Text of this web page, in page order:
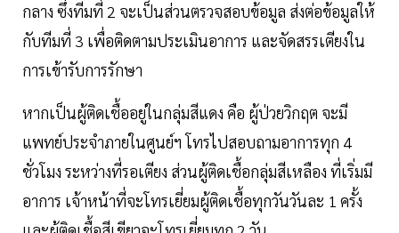
กลาง ซึ่งทีมที่ 2 จะเป็นส่วนตรวจสอบข้อมูล ส่งต่อข้อมูลให้
กับทีมที่ 3 เพื่อติดตามประเมินอาการ และจัดสรรเตียงใน
การเข้ารับการรักษา
หากเป็นผู้ติดเชื้ออยู่ในกลุ่มสีแดง คือ ผู้ป่วยวิกฤต จะมี
แพทย์ประจำภายในศูนย์ฯ โทรไปสอบถามอาการทุก 4
ชั่วโมง ระหว่างที่รอเตียง ส่วนผู้ติดเชื้อกลุ่มสีเหลือง ที่เริ่มมี
อาการ เจ้าหน้าที่จะโทรเยี่ยมผู้ติดเชื้อทุกวันวันละ 1 ครั้ง